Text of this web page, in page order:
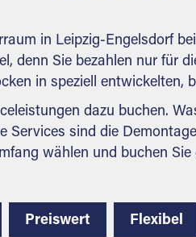
in Leipzig-Engelsdorf
denn Sie bezahlen nur für
in speziell entwickelten,
dazu buchen.
Services sind die
wählen und buchen
Preiswert Flexibel